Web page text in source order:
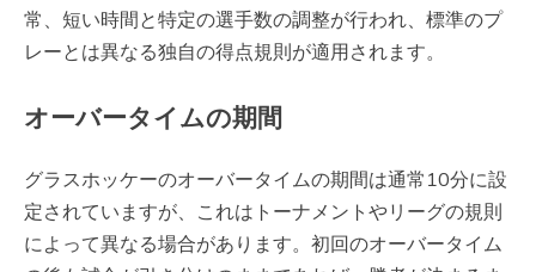
常、短い時間と特定の選手数の調整が行われ、標準のプ
レーとは異なる独自の得点規則が適用されます。
オーバータイムの期間
グラスホッケーのオーバータイムの期間は通常10分に設
定されていますが、これはトーナメントやリーグの規則
によって異なる場合があります。初回のオーバータイム